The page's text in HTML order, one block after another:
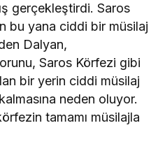
gerçekleştirdi. Saros
bu yana ciddi bir müsilaj
Dalyan,
Saros Körfezi gibi
bir yerin ciddi müsilaj
neden oluyor.
tamamı müsilajla